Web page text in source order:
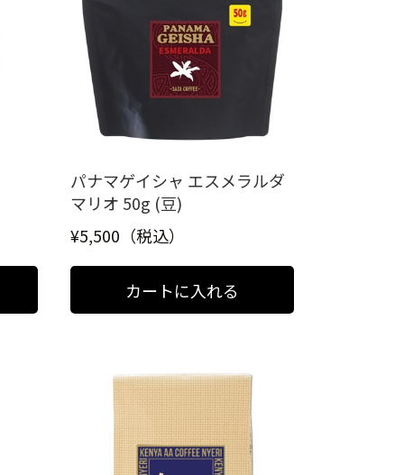
パナマゲイシャ エスメラルダ
マリオ 50g (豆)
¥5,500（税込）